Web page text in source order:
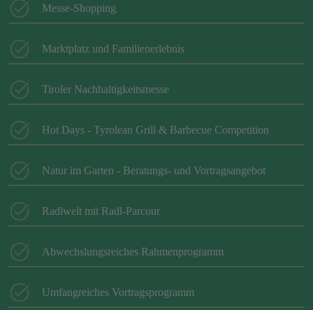
Messe-Shopping
Marktplatz und Familienerlebnis
Tiroler Nachhaltigkeitsmesse
Hot Days - Tyrolean Grill & Barbecue Competition
Natur im Garten - Beratungs- und Vortragsangebot
Radlwelt mit Radl-Parcour
Abwechslungsreiches Rahmenprogramm
Umfangreiches Vortragsprogramm